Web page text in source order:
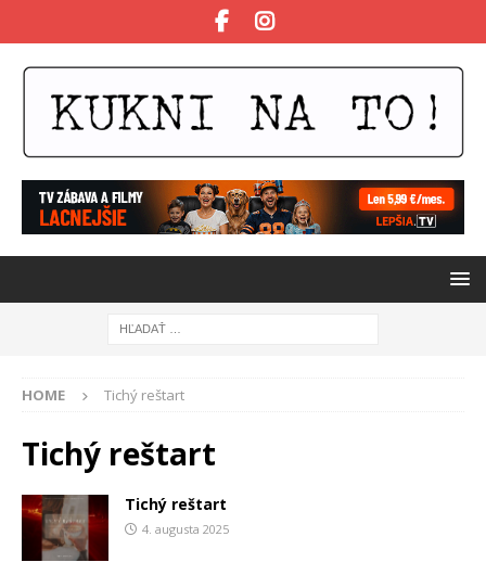
HOME Tichý reštart
Tichý reštart
Tichý reštart
4. augusta 2025